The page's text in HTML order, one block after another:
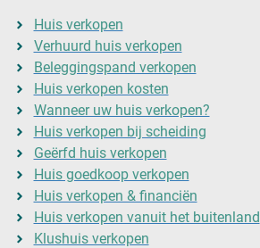
Huis verkopen
Verhuurd huis verkopen
Beleggingspand verkopen
Huis verkopen kosten
Wanneer uw huis verkopen?
Huis verkopen bij scheiding
Geërfd huis verkopen
Huis goedkoop verkopen
Huis verkopen & financiën
Huis verkopen vanuit het buitenland
Klushuis verkopen